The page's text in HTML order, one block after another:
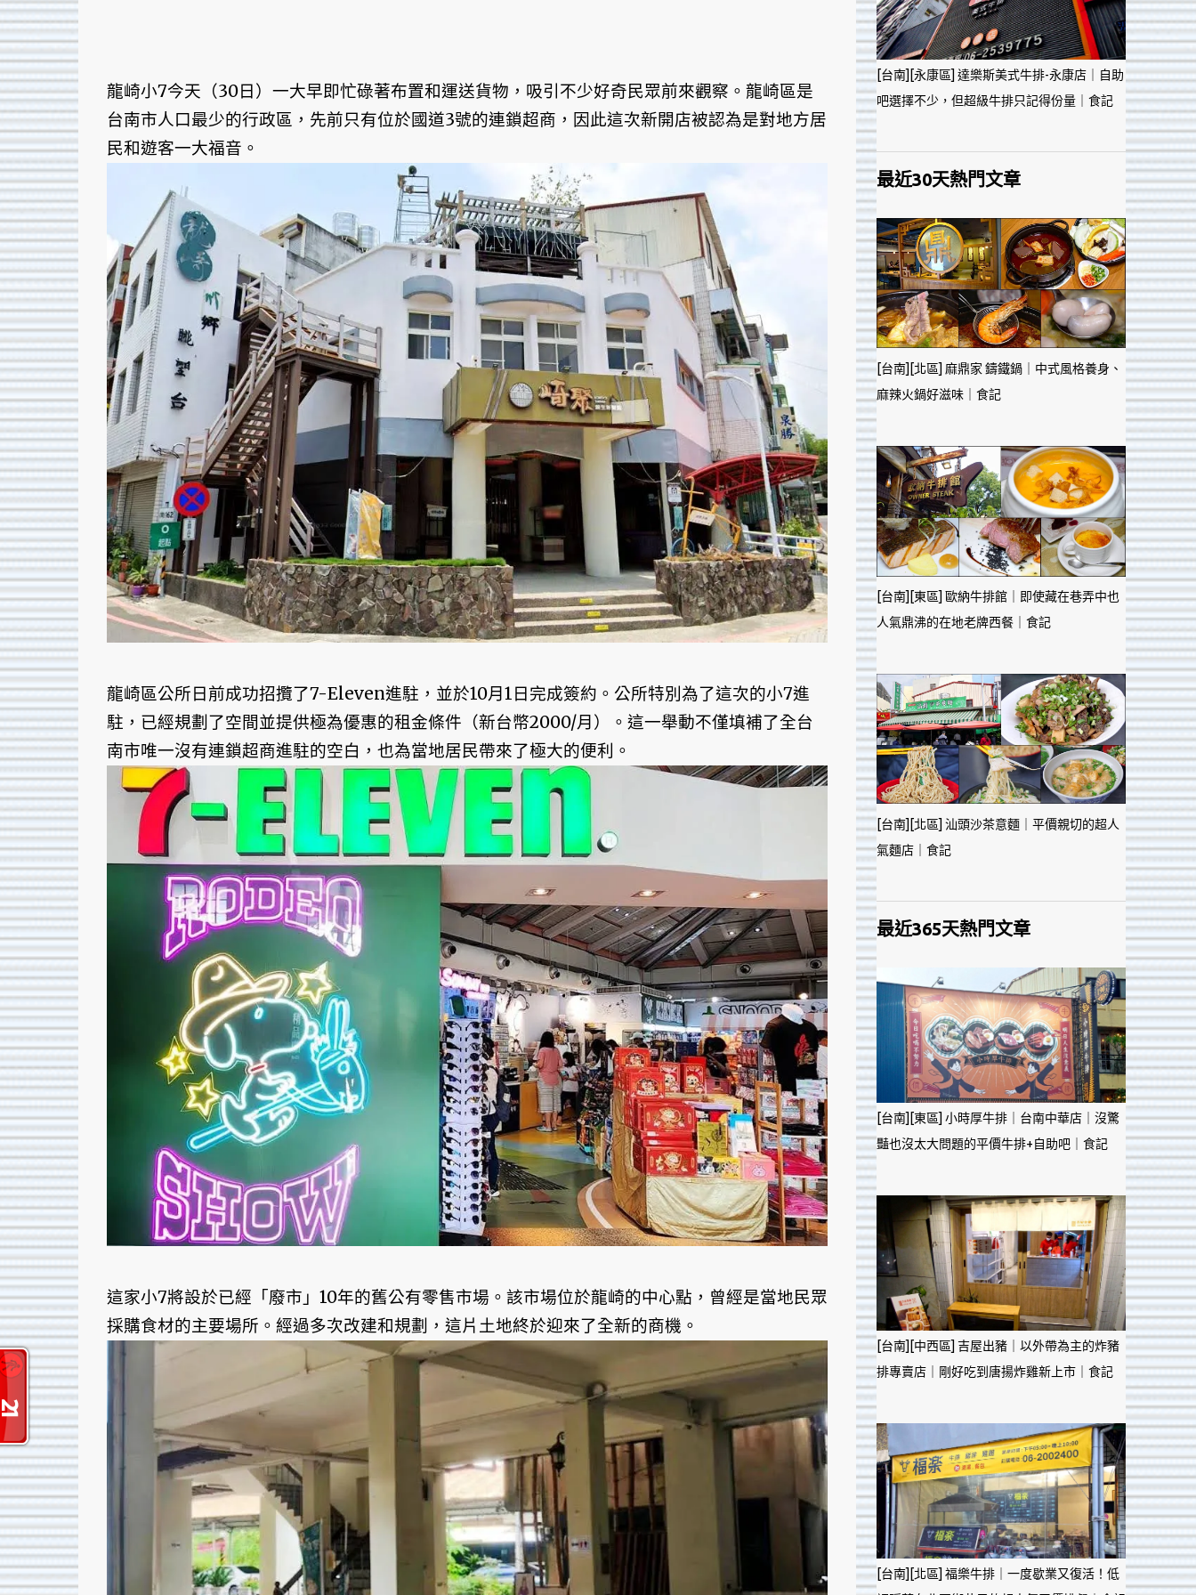
龍崎小7今天（30日）一大早即忙碌著布置和運送貨物，吸引不少好奇民眾前來觀察。龍崎區是
台南市人口最少的行政區，先前只有位於國道3號的連鎖超商，因此這次新開店被認為是對地方居
民和遊客一大福音。
龍崎區公所日前成功招攬了7-Eleven進駐，並於10月1日完成簽約。公所特別為了這次的小7進
駐，已經規劃了空間並提供極為優惠的租金條件（新台幣2000/月）。這一舉動不僅填補了全台
南市唯一沒有連鎖超商進駐的空白，也為當地居民帶來了極大的便利。
這家小7將設於已經「廢市」10年的舊公有零售市場。該市場位於龍崎的中心點，曾經是當地民眾
採購食材的主要場所。經過多次改建和規劃，這片土地終於迎來了全新的商機。
[台南][永康區] 達樂斯美式牛排-永康店｜自助
吧選擇不少，但超級牛排只記得份量｜食記
最近30天熱門文章
[台南][北區] 麻鼎家 鑄鐵鍋｜中式風格養身、
麻辣火鍋好滋味｜食記
[台南][東區] 歐納牛排館｜即使藏在巷弄中也
人氣鼎沸的在地老牌西餐｜食記
[台南][北區] 汕頭沙茶意麵｜平價親切的超人
氣麵店｜食記
最近365天熱門文章
[台南][東區] 小時厚牛排｜台南中華店｜沒驚
豔也沒太大問題的平價牛排+自助吧｜食記
[台南][中西區] 吉屋出豬｜以外帶為主的炸豬
排專賣店｜剛好吃到唐揚炸雞新上市｜食記
[台南][北區] 福樂牛排｜一度歇業又復活！低